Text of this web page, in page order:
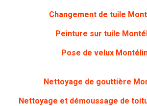
Changement de tuile
Peinture sur tuile
Pose de velux
Nettoyage de gouttière
Nettoyage et démoussage de